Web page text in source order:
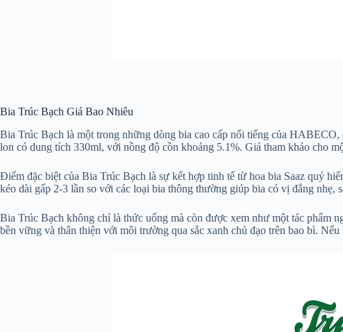
Bia Trúc Bạch Giá Bao Nhiêu
Bia Trúc Bạch là một trong những dòng bia cao cấp nổi tiếng của
lon có dung tích 330ml, với nồng độ cồn khoảng 5.1%. Giá tham khảo cho
Điểm đặc biệt của Bia Trúc Bạch là sự kết hợp tinh tế từ hoa bia Saaz quý
kéo dài gấp 2-3 lần so với các loại bia thông thường giúp bia có vị đắng nhẹ,
Bia Trúc Bạch không chỉ là thức uống mà còn được xem như một tác phẩm
bền vững và thân thiện với môi trường qua sắc xanh chủ đạo trên bao bì.